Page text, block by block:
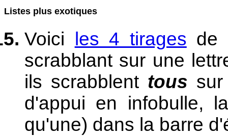
Listes plus exotiques
Voici les 4 tirages de
scrabblant sur une
ils scrabblent tous
d'appui en infobulle,
qu'une) dans la barre